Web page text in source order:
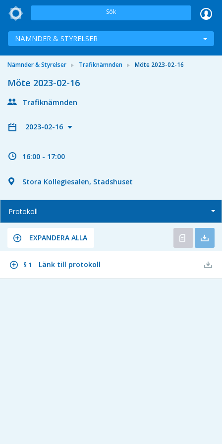
Sök
NÄMNDER & STYRELSER
Nämnder & Styrelser Trafiknämnden Möte 2023-02-16
Möte 2023-02-16
Trafiknämnden
2023-02-16
16:00 - 17:00
Stora Kollegiesalen, Stadshuset
Protokoll
EXPANDERA ALLA
§ 1 Länk till protokoll